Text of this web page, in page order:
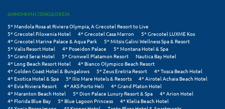
Ξυλόκαστρο
Ο
Ορεινή Αρκαδία
Ορεινή Ναυπακτία
ΔΗΜΟΦΙΛΗ ΞΕΝΟΔΟΧΕΙΑ
5* Mandola Rosa at Riviera Olympia, A Grecotel Resort to Live
5* Grecotel Filoxenia Hotel
4* Grecotel Casa Marron
5* Grecotel LUXME Kos
4* Grecotel Marine Palace & Aqua Park
5* Mitsis Galini Wellness Spa & Resort
5* Valis Resort Hotel
4* Poseidon Palace
5* Montana Hotel & Spa
5* Grand Serai Hotel
5* Cronwell Platamon Resort
Nautica Bay Hotel
4* Long Beach Resort Hotel
4* Bianco Olympico Beach Resort
4* Golden Coast Hotel & Bungalows
5* Zeus Eretria Resort
4* Tosca Beach Hotel
4* Exotica Hotel & Spa
5* Ilio Mare Hotels & Resorts
4* Airotel Achaia Beach Hotel
4* Evia Riviera Resort
4* AKS Porto Heli
4* Grand Platon Hotel
4* Maranton Beach Hotel
5* Dion Palace Luxury Resort & Spa
4* Arion Hotel
4* Florida Blue Bay
5* Blue Lagoon Princess
4* Klelia Beach Hotel